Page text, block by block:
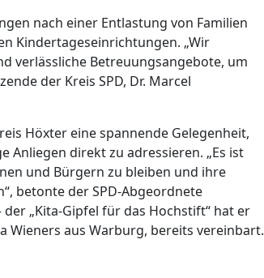
nach einer Entlastung von Familien
Kindertageseinrichtungen. „Wir
verlässliche Betreuungsangebote, um
der Kreis SPD, Dr. Marcel
Höxter eine spannende Gelegenheit,
Anliegen direkt zu adressieren. „Es ist
und Bürgern zu bleiben und ihre
betonte der SPD-Abgeordnete
„Kita-Gipfel für das Hochstift“ hat er
Wieners aus Warburg, bereits vereinbart.